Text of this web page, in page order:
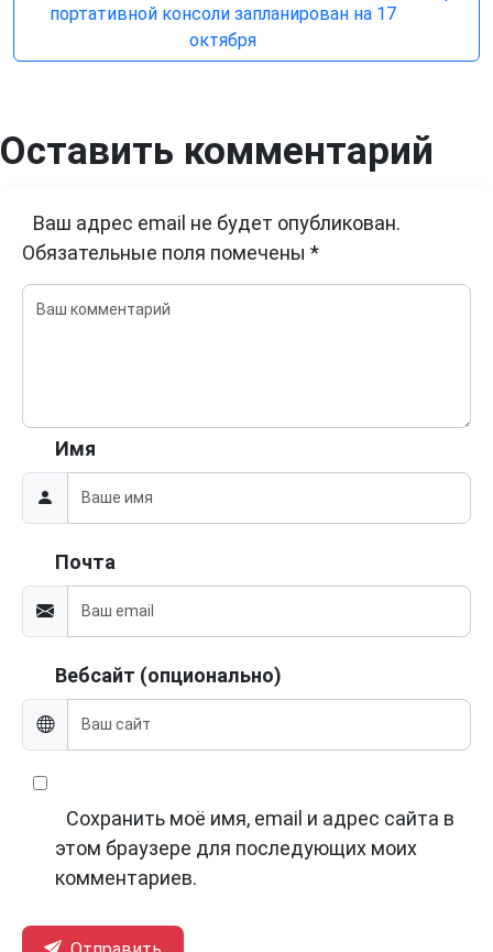
портативной консоли запланирован на 17
октября
Оставить комментарий
Ваш адрес email не будет опубликован.
Обязательные поля помечены *
Имя
Почта
Вебсайт (опционально)
Сохранить моё имя, email и адрес сайта в
этом браузере для последующих моих
комментариев.